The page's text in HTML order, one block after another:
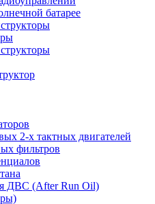
батарее
2-х тактных двигателей
фильтров
ДВС (After Run Oil)